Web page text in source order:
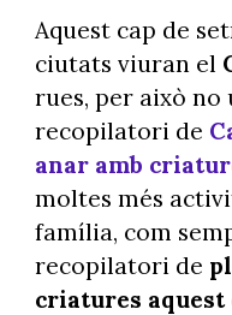
Aquest cap de
ciutats viuran el
rues, per això no
recopilatori de
anar amb
moltes més
família, com
recopilatori de
criatures aquest